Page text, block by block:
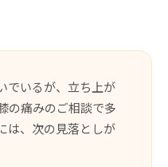
でいるが、立ち上が
痛みのご相談で多
は、次の見落としが